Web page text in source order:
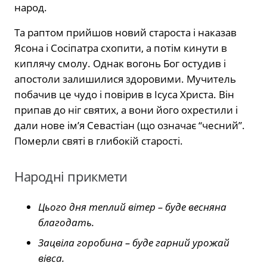
народ.
Та раптом прийшов новий староста і наказав
Ясона і Сосіпатра схопити, а потім кинути в
киплячу смолу. Однак вогонь Бог остудив і
апостоли залишилися здоровими. Мучитель
побачив це чудо і повірив в Ісуса Христа. Він
припав до ніг святих, а вони його охрестили і
дали нове ім’я Севастіан (що означає “чесний”.
Померли святі в глибокій старості.
Народні прикмети
Цього дня теплий вітер – буде весняна
благодать.
Зацвіла горобина – буде гарний урожай
вівса.